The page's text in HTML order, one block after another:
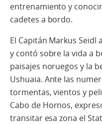
entrenamiento y
cadetes a bordo.
El Capitán Markus Seidl
y contó sobre la vida a
paisajes noruegos y la
Ushuaia. Ante las
tormentas, vientos y
Cabo de Hornos,
transitar esa zona el